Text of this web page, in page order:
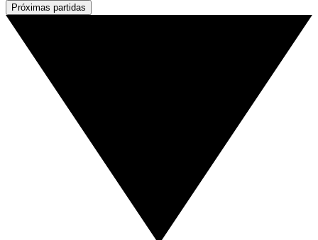
Próximas partidas